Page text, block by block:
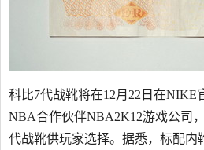
科比7代战靴将在12月22日在NIKE
NBA合作伙伴NBA2K12游戏公司
代战靴供玩家选择。据悉，标配内